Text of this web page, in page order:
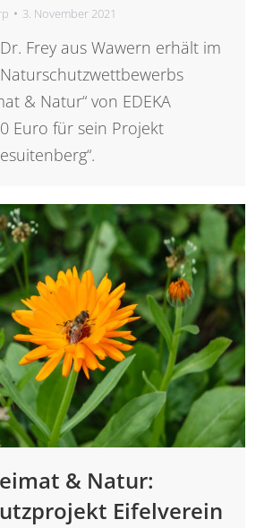
3. November 2021
Frey aus Wawern erhält im
& Natur“ von EDEKA
Euro für sein Projekt
& Natur:
Eifelverein